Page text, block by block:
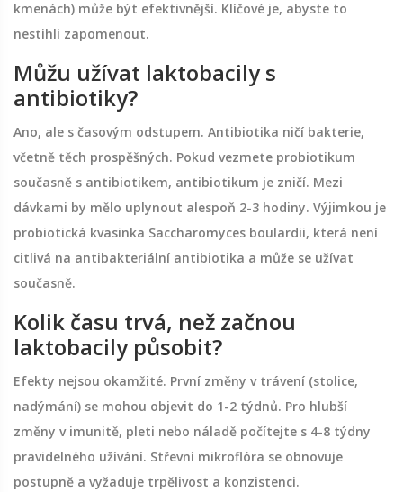
kmenách) může být efektivnější. Klíčové je, abyste to
nestihli zapomenout.
Můžu užívat laktobacily s
antibiotiky?
Ano, ale s časovým odstupem. Antibiotika ničí bakterie,
včetně těch prospěšných. Pokud vezmete probiotikum
současně s antibiotikem, antibiotikum je zničí. Mezi
dávkami by mělo uplynout alespoň 2-3 hodiny. Výjimkou je
probiotická kvasinka Saccharomyces boulardii, která není
citlivá na antibakteriální antibiotika a může se užívat
současně.
Kolik času trvá, než začnou
laktobacily působit?
Efekty nejsou okamžité. První změny v trávení (stolice,
nadýmání) se mohou objevit do 1-2 týdnů. Pro hlubší
změny v imunitě, pleti nebo náladě počítejte s 4-8 týdny
pravidelného užívání. Střevní mikroflóra se obnovuje
postupně a vyžaduje trpělivost a konzistenci.